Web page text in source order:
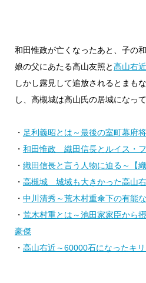
和田惟政が亡くなったあと、子の
娘の父にあたる高山友照と高山右近
しかし露見して追放されるとまも
し、高槻城は高山氏の居城になって
・ 足利義昭とは～最後の室町幕府
・ 和田惟政 織田信長とルイス・
・ 織田信長と言う人物に迫る～【
・ 高槻城 城域も大きかった高山
・ 中川清秀～荒木村重傘下の有能
・ 荒木村重とは～池田家家臣から
豪傑
・ 高山右近～60000石になったキ